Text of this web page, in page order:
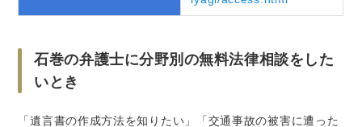
石巻の弁護士に分野別の無料法律相談をした
いとき
「遺言書の作成方法を知りたい」「交通事故の被害に遭った